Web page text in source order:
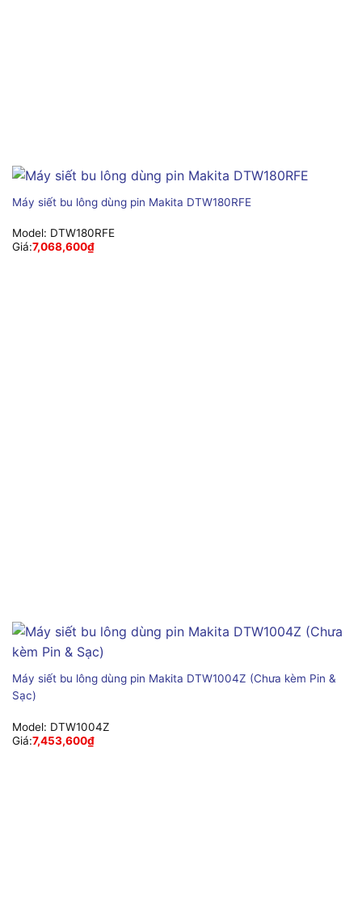
Máy siết bu lông dùng pin Makita DTW180RFE
Model: DTW180RFE
Giá:7,068,600₫
Máy siết bu lông dùng pin Makita DTW1004Z (Chưa kèm Pin &
Sạc)
Model: DTW1004Z
Giá:7,453,600₫